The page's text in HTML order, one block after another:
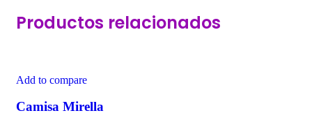
Productos relacionados
Add to compare
Camisa Mirella